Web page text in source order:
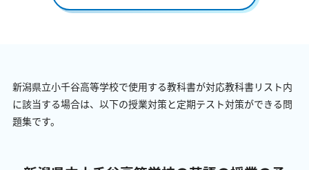
新潟県立小千谷高等学校で使用する教科書が対応教科書リスト内
に該当する場合は、以下の授業対策と定期テスト対策ができる問
題集です。